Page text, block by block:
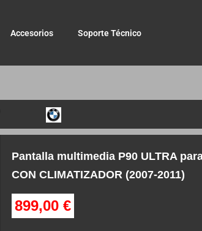
Accesorios Soporte Técnico
Pantalla multimedia P90 ULTRA
CON CLIMATIZADOR (2007-2011)
899,00 €